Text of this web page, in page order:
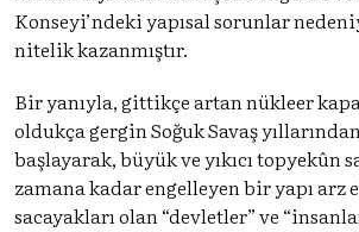
Konseyi’ndeki yapısal sorunlar
nitelik kazanmıştır.
Bir yanıyla, gittikçe artan nükleer
oldukça gergin Soğuk Savaş yıllarından
başlayarak, büyük ve yıkıcı topyekûn
zamana kadar engelleyen bir yapı arz
sacayakları olan “devletler” ve